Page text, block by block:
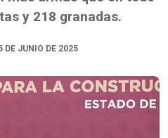
y 218 granadas.
DE JUNIO DE 2025